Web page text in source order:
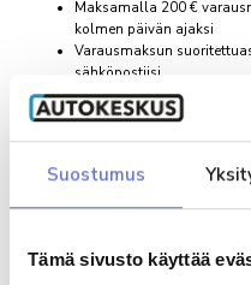
Suostumus
Tämä sivusto käyttää
Maksamalla 200 €
kolmen päivän ajaksi
Varausmaksun
sähköpostiisi
Myyjämme on
kaupantekoa varten
Varausmaksu
yhdessä myyjän kanssa